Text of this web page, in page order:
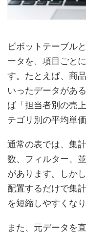
ピボットテーブル
ータを、項目ごと
す。たとえば、商
いったデータがあ
ば「担当者別の売
テゴリ別の平均単
通常の表では、集
数、フィルター、
があります。しか
配置するだけで集
を短縮しやすくなり
また、元データを